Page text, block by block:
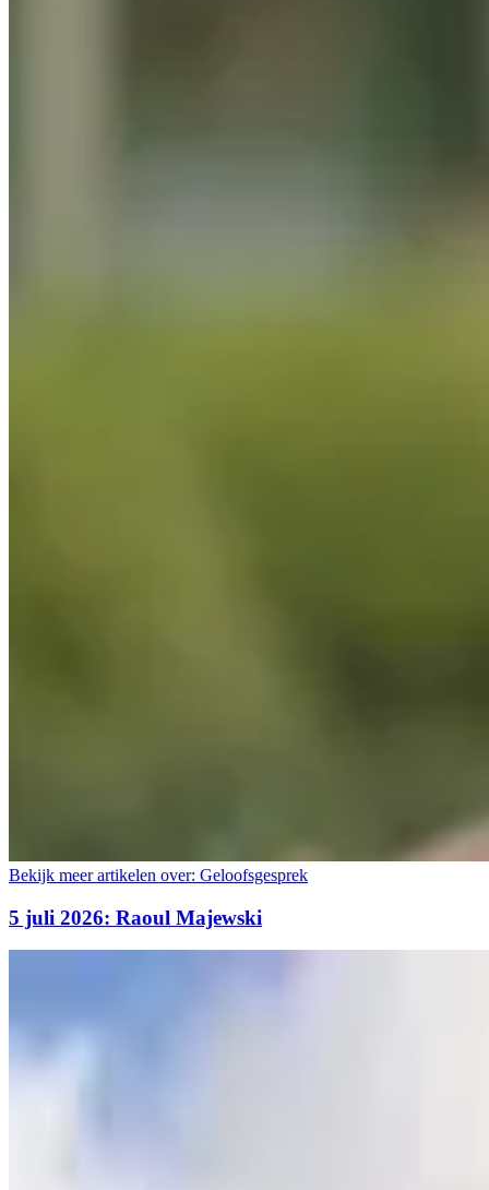
Bekijk meer artikelen over: Geloofsgesprek
5 juli 2026: Raoul Majewski